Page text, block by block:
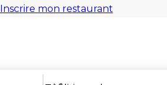
Inscrire mon restaurant